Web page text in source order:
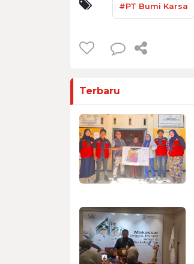
#PT Bumi Karsa
Terbaru